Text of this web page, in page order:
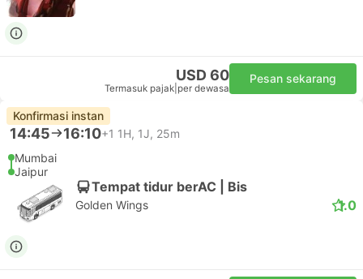
USD 60
Termasuk pajak per dewasa
Pesan sekarang
Konfirmasi instan
14:45 16:10+1 1H, 1J, 25m
Mumbai
Jaipur
Tempat tidur berAC | Bis
Golden Wings 1.0